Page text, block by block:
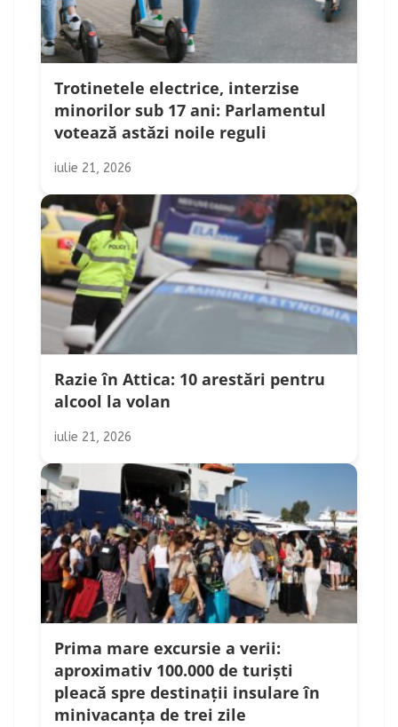
Trotinetele electrice, interzise
minorilor sub 17 ani: Parlamentul
votează astăzi noile reguli
iulie 21, 2026
Razie în Attica: 10 arestări pentru
alcool la volan
iulie 21, 2026
Prima mare excursie a verii:
aproximativ 100.000 de turiști
pleacă spre destinații insulare în
minivacanța de trei zile